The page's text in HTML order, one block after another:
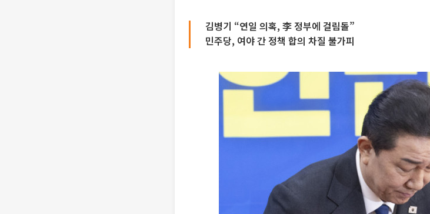
김병기 “연일 의혹, 李 정부에 걸림돌”
민주당, 여야 간 정책 합의 차질 불가피